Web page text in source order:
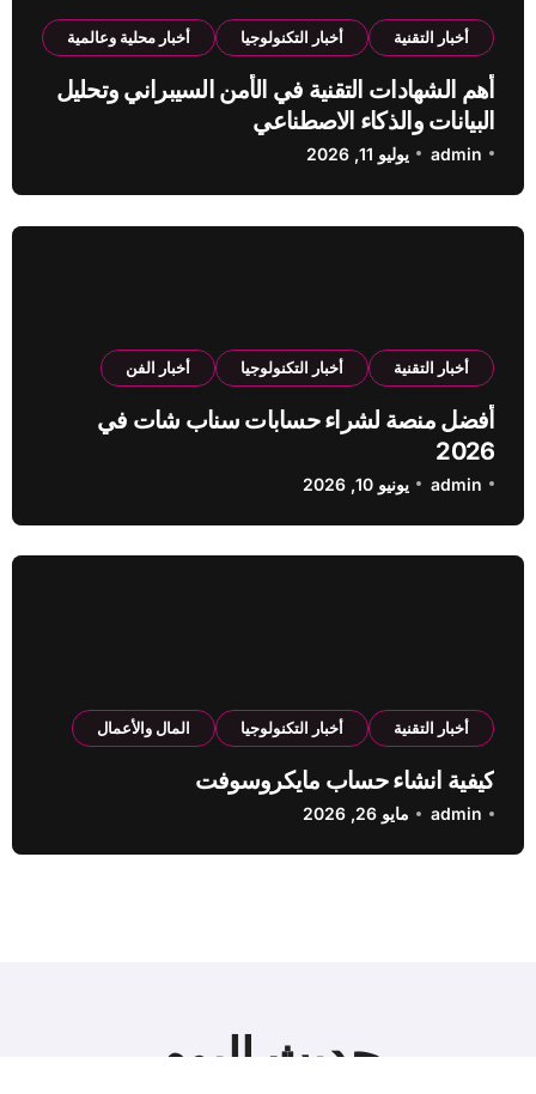
أخبار التقنية أخبار التكنولوجيا أخبار محلية وعالمية
أهم الشهادات التقنية في الأمن السيبراني وتحليل
البيانات والذكاء الاصطناعي
admin يوليو 11, 2026
أخبار التقنية أخبار التكنولوجيا أخبار الفن
أفضل منصة لشراء حسابات سناب شات في
2026
admin يونيو 10, 2026
أخبار التقنية أخبار التكنولوجيا المال والأعمال
كيفية انشاء حساب مايكروسوفت
admin مايو 26, 2026
حديث اليوم